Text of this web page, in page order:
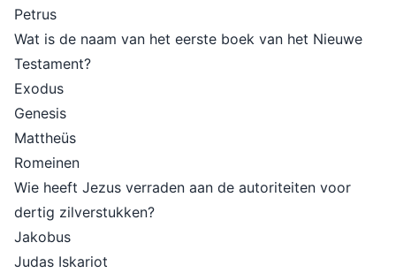
Petrus
Wat is de naam van het eerste boek van het Nieuwe
Testament?
Exodus
Genesis
Mattheüs
Romeinen
Wie heeft Jezus verraden aan de autoriteiten voor
dertig zilverstukken?
Jakobus
Judas Iskariot